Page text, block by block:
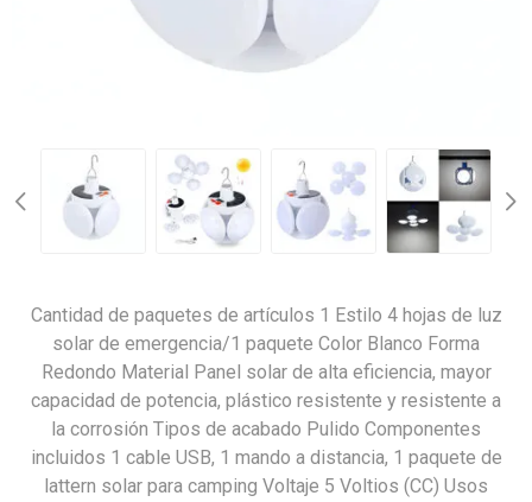
Cantidad de paquetes de artículos ‎1 Estilo ‎4 hojas de luz
solar de emergencia/1 paquete Color ‎Blanco Forma
‎Redondo Material ‎Panel solar de alta eficiencia, mayor
capacidad de potencia, plástico resistente y resistente a
la corrosión Tipos de acabado ‎Pulido Componentes
incluidos ‎1 cable USB, 1 mando a distancia, 1 paquete de
lattern solar para camping Voltaje ‎5 Voltios (CC) Usos